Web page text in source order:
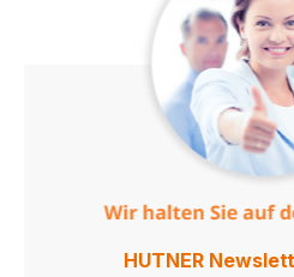
HUTNER